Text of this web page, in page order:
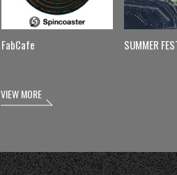
FabCafe SUMMER
VIEW MORE